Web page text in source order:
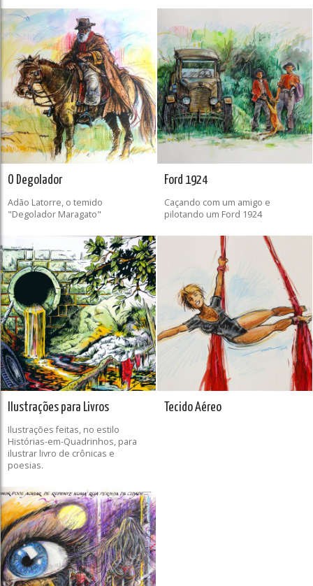
O Degolador
Adão Latorre, o temido
"Degolador Maragato"
Ford 1924
Caçando com um amigo e
pilotando um Ford 1924
Ilustrações para Livros
Ilustrações feitas, no estilo
Histórias-em-Quadrinhos, para
ilustrar livro de crônicas e
poesias.
Tecido Aéreo